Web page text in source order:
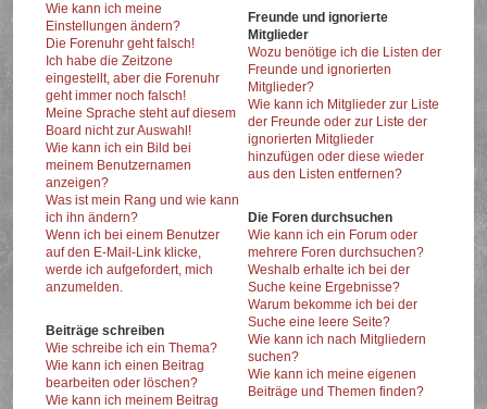
Wie kann ich meine
Einstellungen ändern?
Die Forenuhr geht falsch!
Ich habe die Zeitzone
eingestellt, aber die Forenuhr
geht immer noch falsch!
Meine Sprache steht auf diesem
Board nicht zur Auswahl!
Wie kann ich ein Bild bei
meinem Benutzernamen
anzeigen?
Was ist mein Rang und wie kann
ich ihn ändern?
Wenn ich bei einem Benutzer
auf den E-Mail-Link klicke,
werde ich aufgefordert, mich
anzumelden.
Beiträge schreiben
Wie schreibe ich ein Thema?
Wie kann ich einen Beitrag
bearbeiten oder löschen?
Wie kann ich meinem Beitrag
Freunde und ignorierte
Mitglieder
Wozu benötige ich die Listen der
Freunde und ignorierten
Mitglieder?
Wie kann ich Mitglieder zur Liste
der Freunde oder zur Liste der
ignorierten Mitglieder
hinzufügen oder diese wieder
aus den Listen entfernen?
Die Foren durchsuchen
Wie kann ich ein Forum oder
mehrere Foren durchsuchen?
Weshalb erhalte ich bei der
Suche keine Ergebnisse?
Warum bekomme ich bei der
Suche eine leere Seite?
Wie kann ich nach Mitgliedern
suchen?
Wie kann ich meine eigenen
Beiträge und Themen finden?